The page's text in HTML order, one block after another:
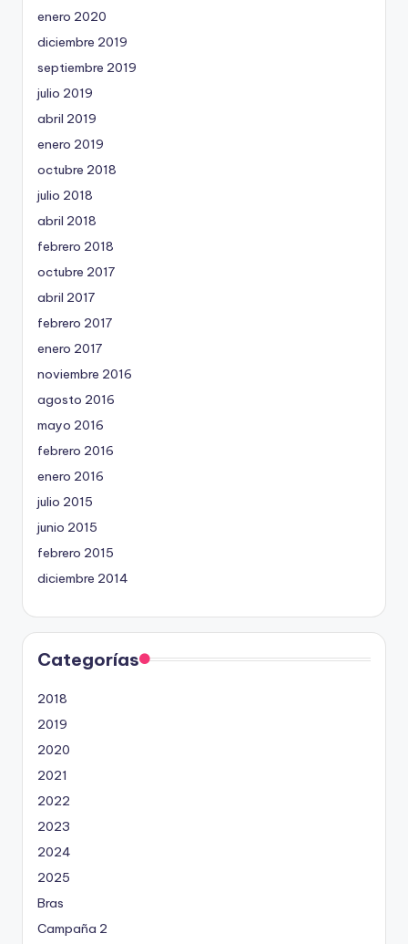
enero 2020
diciembre 2019
septiembre 2019
julio 2019
abril 2019
enero 2019
octubre 2018
julio 2018
abril 2018
febrero 2018
octubre 2017
abril 2017
febrero 2017
enero 2017
noviembre 2016
agosto 2016
mayo 2016
febrero 2016
enero 2016
julio 2015
junio 2015
febrero 2015
diciembre 2014
Categorías
2018
2019
2020
2021
2022
2023
2024
2025
Bras
Campaña 2